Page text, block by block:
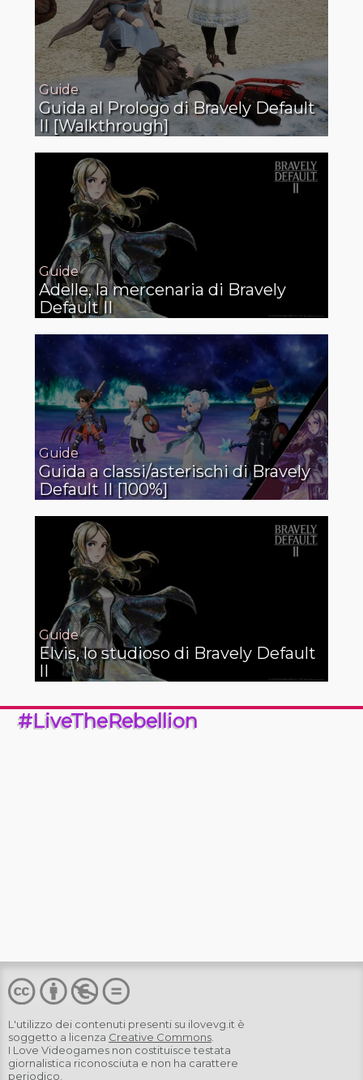
Guide
Guida al Prologo di Bravely Default
II [Walkthrough]
Guide
Adelle, la mercenaria di Bravely
Default II
Guide
Guida a classi/asterischi di Bravely
Default II [100%]
Guide
Elvis, lo studioso di Bravely Default
II
#LiveTheRebellion
L'utilizzo dei contenuti presenti su ilovevg.it è
soggetto a licenza Creative Commons.
I Love Videogames non costituisce testata
giornalistica riconosciuta e non ha carattere
periodico.